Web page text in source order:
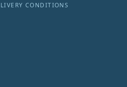
CONDITIONS